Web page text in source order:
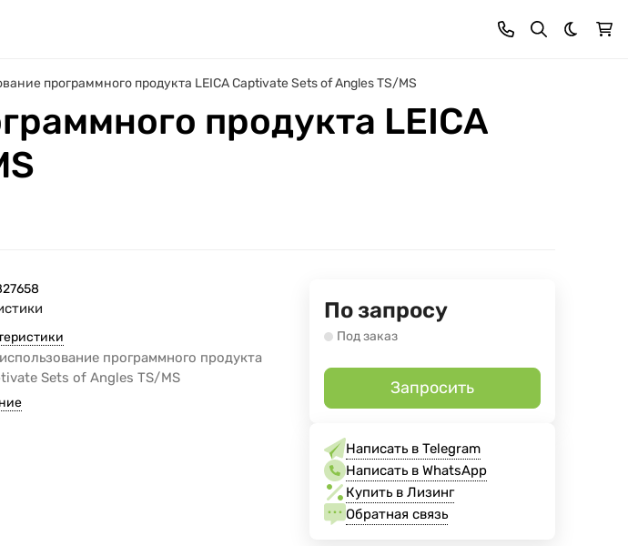
Темная
программного продукта LEICA Captivate Sets of Angles TS/MS
продукта LEICA
программного продукта
Sets of Angles TS/MS
По запросу
Под заказ
Запросить
Написать в Telegram
Написать в WhatsApp
Купить в Лизинг
Обратная связь